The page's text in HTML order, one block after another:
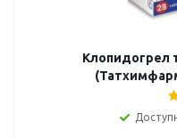
Клопидогрел